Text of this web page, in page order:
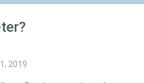
2019